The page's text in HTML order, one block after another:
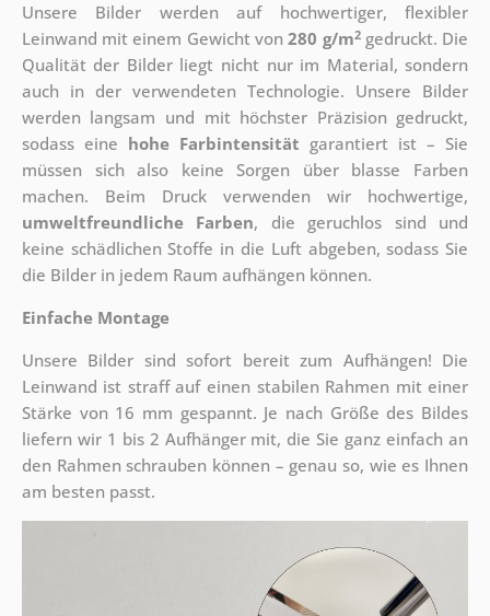
Unsere Bilder werden auf hochwertiger, flexibler
Leinwand mit einem Gewicht von280 g/m2gedruckt. Die
Qualität der Bilder liegt nicht nur im Material, sondern
auch in der verwendeten Technologie. Unsere Bilder
werden langsam und mit höchster Präzision gedruckt,
sodass eine hohe Farbintensität garantiert ist – Sie
müssen sich also keine Sorgen über blasse Farben
machen. Beim Druck verwenden wir hochwertige,
umweltfreundliche Farben, die geruchlos sind und
keine schädlichen Stoffe in die Luft abgeben, sodass Sie
die Bilder in jedem Raum aufhängen können.
Einfache Montage
Unsere Bilder sind sofort bereit zum Aufhängen! Die
Leinwand ist straff auf einen stabilen Rahmen mit einer
Stärke von 16 mm gespannt. Je nach Größe des Bildes
liefern wir 1 bis 2 Aufhänger mit, die Sie ganz einfach an
den Rahmen schrauben können – genau so, wie es Ihnen
am besten passt.